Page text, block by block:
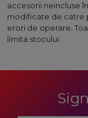
accesorii neincluse
modificate de catre
erori de operare.
limita stocului.